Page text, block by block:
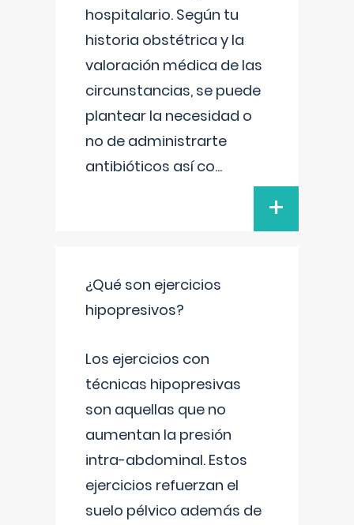
hospitalario. Según tu
historia obstétrica y la
valoración médica de las
circunstancias, se puede
plantear la necesidad o
no de administrarte
antibióticos así co...
+
¿Qué son ejercicios
hipopresivos?
Los ejercicios con
técnicas hipopresivas
son aquellas que no
aumentan la presión
intra-abdominal. Estos
ejercicios refuerzan el
suelo pélvico además de